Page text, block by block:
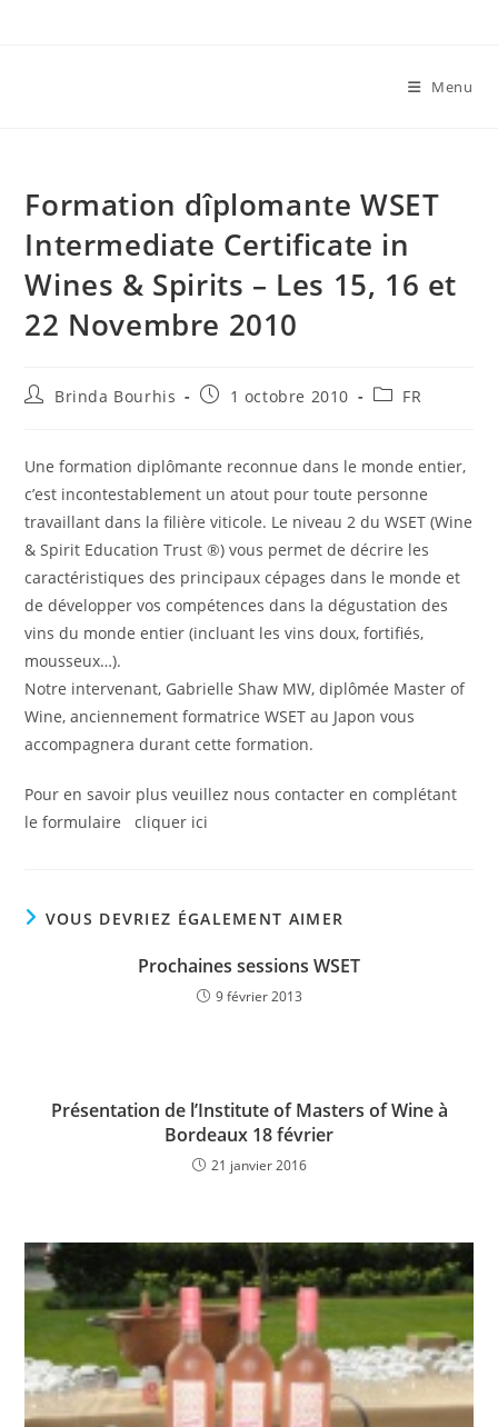
Menu
Formation dîplomante WSET
Intermediate Certificate in
Wines & Spirits – Les 15, 16 et
22 Novembre 2010
Auteur/autrice
publication :
Brinda Bourhis
Publication
1 octobre 2010
PostFR
Une formation diplômante reconnue dans le monde entier,
c’est incontestablement un atout pour toute personne
travaillant dans la filière viticole. Le niveau 2 du WSET (Wine
& Spirit Education Trust ®) vous permet de décrire les
caractéristiques des principaux cépages dans le monde et
de développer vos compétences dans la dégustation des
vins du monde entier (incluant les vins doux, fortifiés,
mousseux…).
Notre intervenant, Gabrielle Shaw MW, diplômée Master of
Wine, anciennement formatrice WSET au Japon vous
accompagnera durant cette formation.
Pour en savoir plus veuillez nous contacter en complétant
le formulairecliquer ici
VOUS DEVRIEZ ÉGALEMENT AIMER
Prochaines sessions WSET
9 février 2013
Présentation de l’Institute of Masters of Wine à
Bordeaux 18 février
21 janvier 2016